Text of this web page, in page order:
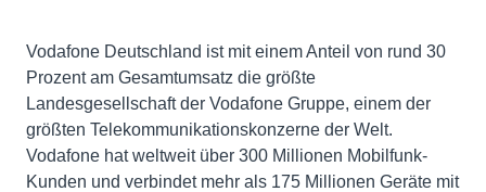
Vodafone Deutschland ist mit einem Anteil von rund 30
Prozent am Gesamtumsatz die größte
Landesgesellschaft der Vodafone Gruppe, einem der
größten Telekommunikationskonzerne der Welt.
Vodafone hat weltweit über 300 Millionen Mobilfunk-
Kunden und verbindet mehr als 175 Millionen Geräte mit